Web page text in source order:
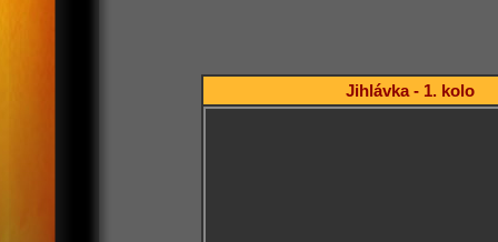
Jihlávka - 1. kolo